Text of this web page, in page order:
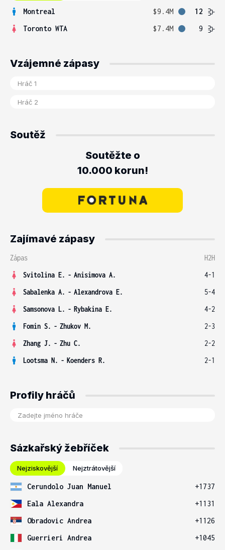
Montreal $9.4M
12
Toronto WTA
$7.4M 9
Vzájemné zápasy
Soutěž
Soutěžte o
10.000 korun!
Zajímavé zápasy
Zápas
H2H
Svitolina E. - Anisimova A.
4-1
Sabalenka A. - Alexandrova E.
5-4
Samsonova L. - Rybakina E.
4-2
Fomin S. - Zhukov M.
2-3
Zhang J. - Zhu C.
2-2
Lootsma N. - Koenders R. 2-1
Profily hráčů
Sázkařský žebříček
Nejziskovější Nejztrátovější
Cerundolo Juan Manuel
+1737
Eala Alexandra
+1131
Obradovic Andrea
+1126
Guerrieri Andrea
+1045